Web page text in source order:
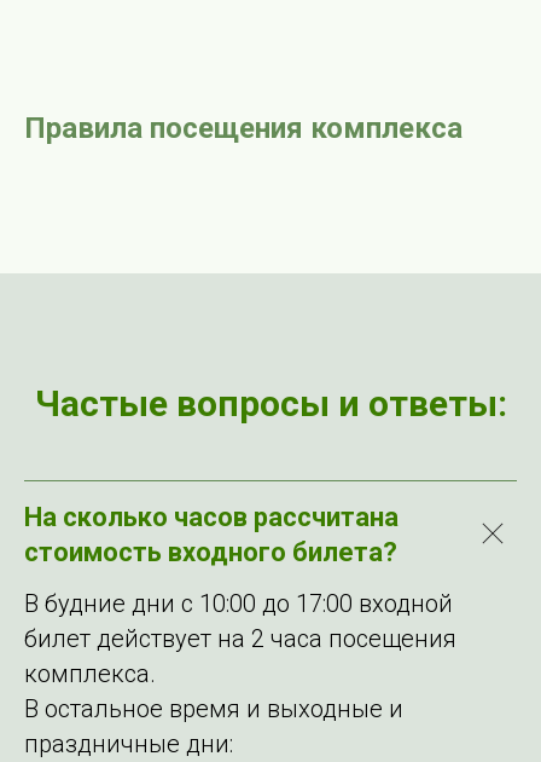
Правила посещения комплекса
Частые вопросы и ответы:
На сколько часов рассчитана
стоимость входного билета?
В будние дни с 10:00 до 17:00 входной
билет действует на 2 часа посещения
комплекса.
В остальное время и выходные и
праздничные дни: